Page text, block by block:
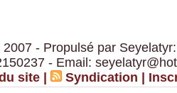
- Propulsé par
- Email:
site Syndication